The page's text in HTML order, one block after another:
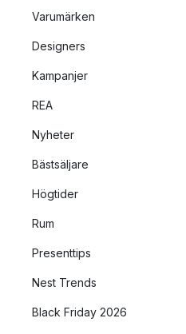
Varumärken
Designers
Kampanjer
REA
Nyheter
Bästsäljare
Högtider
Rum
Presenttips
Nest Trends
Black Friday 2026